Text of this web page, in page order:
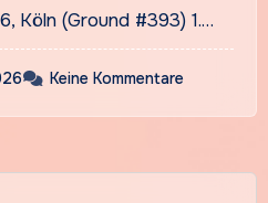
Köln (Ground #393) 1.…
Keine Kommentare